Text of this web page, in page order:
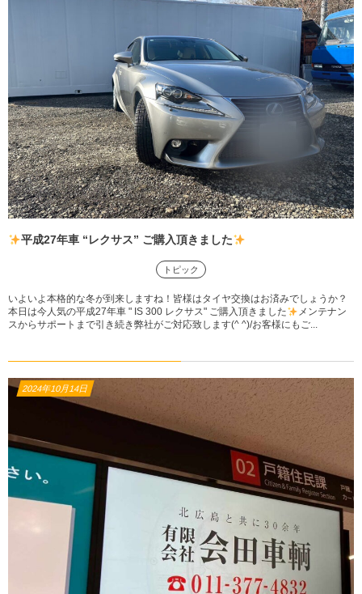
平成27年車 “レクサス” ご購入頂きました
トピック
いよいよ本格的な冬が到来しますね！皆様はタイヤ交換はお済みでしょうか？
本日は今人気の平成27年車 " IS 300 レクサス" ご購入頂きました
メンテナン
スからサポートまで引き続き弊社がご対応致します(^ ^)/お客様にもご...
2024年10月14日